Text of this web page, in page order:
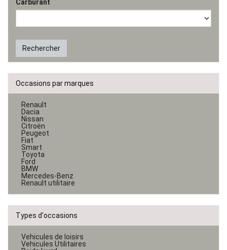
Carburant
Rechercher
Occasions par marques
Renault
Dacia
Nissan
Citroën
Peugeot
Fiat
Smart
Toyota
Ford
BMW
Mercedes-Benz
Renault utilitaire
Types d'occasions
Vehicules de loisirs
Vehicules Utilitaires